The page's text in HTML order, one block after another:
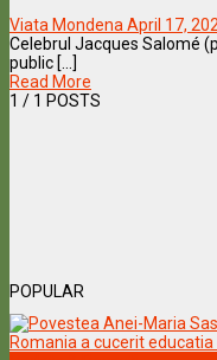
Viata Mondena April 17,
Celebrul Jacques Salomé
public [...]
Read More
1 / 1 POSTS
POPULAR